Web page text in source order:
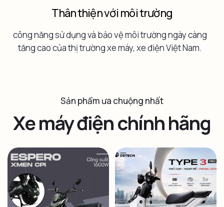
Thân thiện với môi trường
công năng sử dụng và bảo vệ môi trường ngày càng
tăng cao của thị trường xe máy, xe điện Việt Nam.
Sản phẩm ưa chuộng nhất
Xe máy điện chính hãng